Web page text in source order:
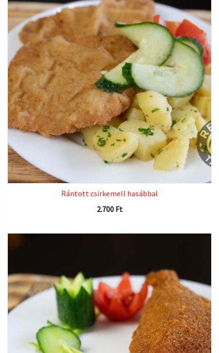
Rántott csirkemell hasábbal
2.700 Ft